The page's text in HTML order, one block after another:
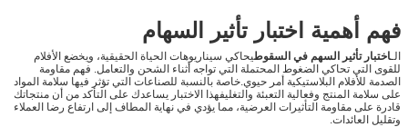
فهم أهمية اختبار تأثير السهام
الـاختبار تأثير السهم في السقوطيحاكي سيناريوهات الحياة الحقيقية، ويخضع الأفلام
للقوى التي تحاكي الضغوط المحتملة التي تواجه أثناء الشحن والتعامل. فهم مقاومة
الصدمة للأفلام البلاستيكية أمر حيوي.خاصة بالنسبة للصناعات التي تؤثر فيها سلامة المواد
على سلامة المنتج وفعالية التعبئة والتغليفهذا الاختبار يساعدك على التأكد من أن منتجاتك
قادرة على مقاومة التأثيرات العرضية، مما يؤدي في نهاية المطاف إلى ارتفاع رضا العملاء
وتقليل العائدات.